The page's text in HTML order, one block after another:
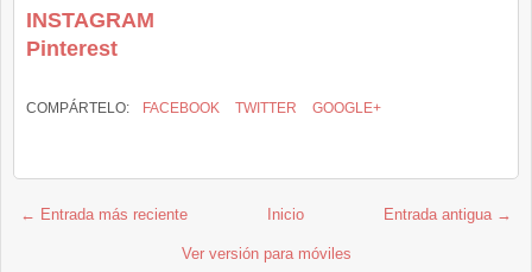
INSTAGRAM
Pinterest
COMPÁRTELO: FACEBOOK TWITTER GOOGLE+
← Entrada más reciente Entrada antigua →
Inicio
Ver versión para móviles